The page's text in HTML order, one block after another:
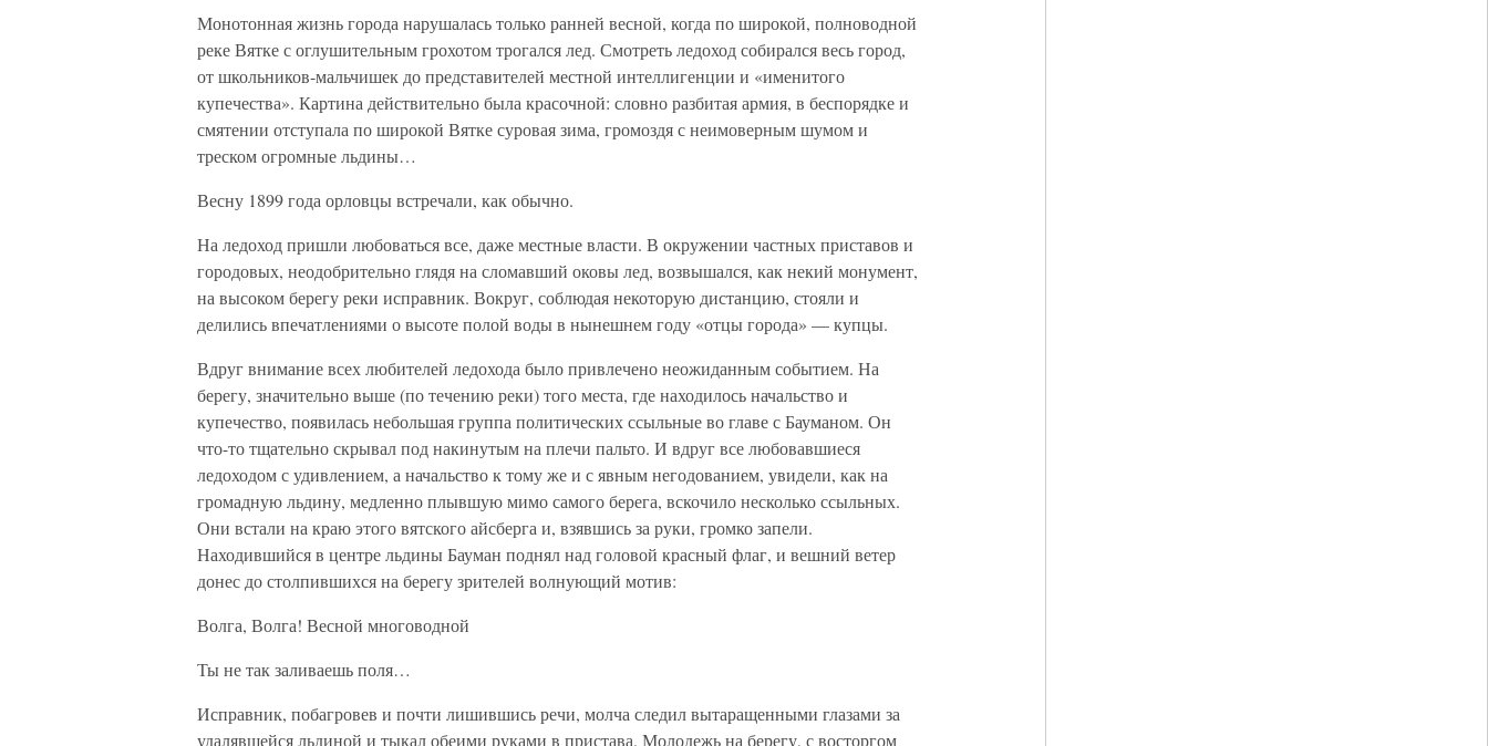
Монотонная жизнь города нарушалась только ранней весной, когда по широкой, полноводной
реке Вятке с оглушительным грохотом трогался лед. Смотреть ледоход собирался весь город,
от школьников-мальчишек до представителей местной интеллигенции и «именитого
купечества». Картина действительно была красочной: словно разбитая армия, в беспорядке и
смятении отступала по широкой Вятке суровая зима, громоздя с неимоверным шумом и
треском огромные льдины…
Весну 1899 года орловцы встречали, как обычно.
На ледоход пришли любоваться все, даже местные власти. В окружении частных приставов и
городовых, неодобрительно глядя на сломавший оковы лед, возвышался, как некий монумент,
на высоком берегу реки исправник. Вокруг, соблюдая некоторую дистанцию, стояли и
делились впечатлениями о высоте полой воды в нынешнем году «отцы города» — купцы.
Вдруг внимание всех любителей ледохода было привлечено неожиданным событием. На
берегу, значительно выше (по течению реки) того места, где находилось начальство и
купечество, появилась небольшая группа политических ссыльные во главе с Бауманом. Он
что-то тщательно скрывал под накинутым на плечи пальто. И вдруг все любовавшиеся
ледоходом с удивлением, а начальство к тому же и с явным негодованием, увидели, как на
громадную льдину, медленно плывшую мимо самого берега, вскочило несколько ссыльных.
Они встали на краю этого вятского айсберга и, взявшись за руки, громко запели.
Находившийся в центре льдины Бауман поднял над головой красный флаг, и вешний ветер
донес до столпившихся на берегу зрителей волнующий мотив:
Волга, Волга! Весной многоводной
Ты не так заливаешь поля…
Исправник, побагровев и почти лишившись речи, молча следил вытаращенными глазами за
удалявшейся льдиной и тыкал обеими руками в пристава. Молодежь на берегу, с восторгом